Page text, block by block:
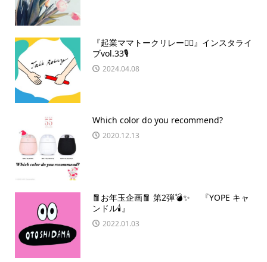
『起業ママトークリレー🏃‍♀️』インスタライ
ブvol.33🎙
2024.04.08
Which color do you recommend?
2020.12.13
🧧お年玉企画🧧 第2弾💣✨ 『YOPE キャ
ンドル🕯』
2022.01.03